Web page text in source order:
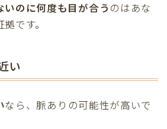
のに何度も目が合う のはあな
です。
い
なら、脈ありの可能性が高いで